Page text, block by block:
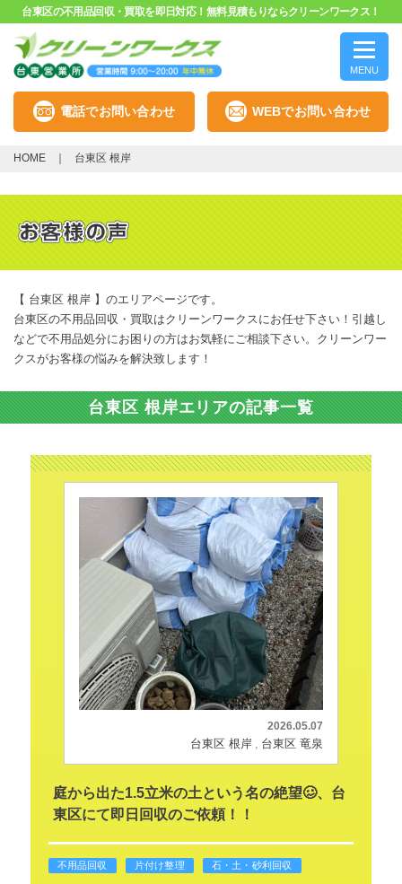
台東区の不用品回収・買取を即日対応！無料見積もりならクリーンワークス！
MENU
電話でお問い合わせ WEBでお問い合わせ
HOME 台東区 根岸
【 台東区 根岸 】のエリアページです。
台東区の不用品回収・買取はクリーンワークスにお任せ下さい！引越し
などで不用品処分にお困りの方はお気軽にご相談下さい。クリーンワー
クスがお客様の悩みを解決致します！
台東区 根岸エリアの記事一覧
2026.05.07
台東区 根岸 台東区 竜泉
庭から出た1.5立米の土という名の絶望🥴、台
東区にて即日回収のご依頼！！
不用品回収 片付け整理 石・土・砂利回収